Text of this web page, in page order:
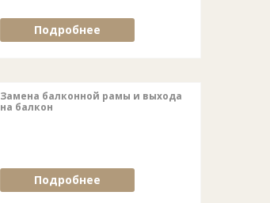
Подробнее
Замена балконной рамы и выхода
на балкон
Подробнее